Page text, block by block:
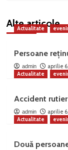
Alte articole
Actualitate
Persoane
admin
aprilie
Actualitate
Accident
admin
aprilie
Actualitate
Două